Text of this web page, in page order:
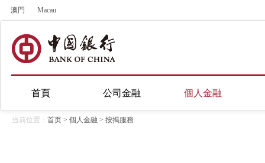
澳門 Macau
首頁 公司金融 個人金融
当前位置： 首页 > 個人金融 > 按揭服務